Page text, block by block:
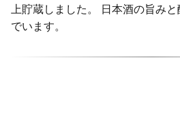
上貯蔵しました。 日本酒の旨み
でいます。